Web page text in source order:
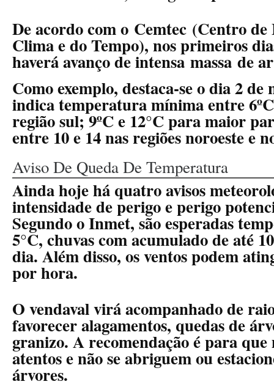
De acordo com o Cemtec (Centro
Clima e do Tempo), nos primeiros
haverá avanço de intensa massa de
Como exemplo, destaca-se o dia 2 de
indica temperatura mínima entre
região sul; 9ºC e 12°C para maior
entre 10 e 14 nas regiões noroeste e
Aviso De Queda De Temperatura
Ainda hoje há quatro avisos
intensidade de perigo e perigo
Segundo o Inmet, são esperadas
5°C, chuvas com acumulado de até
dia. Além disso, os ventos podem
por hora.
O vendaval virá acompanhado de
favorecer alagamentos, quedas de
granizo. A recomendação é para
atentos e não se abriguem ou
árvores.